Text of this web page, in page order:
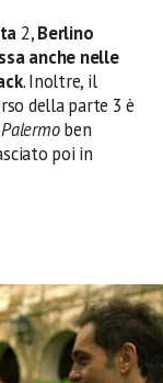
2,Berlino
anche nelle
. Inoltre, il
della parte 3 è
Palermoben
poi in